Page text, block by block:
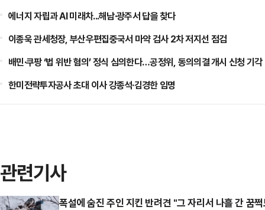
에너지 자립과 AI 미래차...해남·광주서 답을 찾다
이종욱 관세청장, 부산우편집중국서 마약 검사 2차 저지선 점검
배민·쿠팡 ‘법 위반 혐의’ 정식 심의한다…공정위, 동의의결 개시 신청 기각
한미전략투자공사 초대 이사 강종석·김경한 임명
관련기사
폭설에 숨진 주인 지킨 반려견 "그 자리서 나흘 간 꿈